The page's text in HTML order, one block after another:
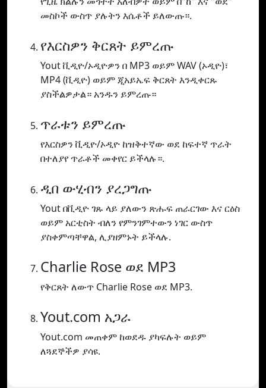
መስኮች ውስጥ ያሉትን እሴቶች ይለውጡ።.
የእርስዎን ቅርጸት ይምረጡ
Yout ቪዲዮ/ኦዲዮዎን በ MP3 ወይም WAV (ኦዲዮ)፣
MP4 (ቪዲዮ) ወይም ጂአይኤፍ ቅርጸት እንዲቀርጹ
ያስችልዎታል። አንዱን ይምረጡ።
ጥራቱን ይምረጡ
የእርስዎን ቪዲዮ/ኦዲዮ ከዝቅተኛው ወደ ከፍተኛ ጥራት
በተለያየ ጥራቶች መቀየር ይችላሉ።.
ዲበ ውሂብን ያረጋግጡ
Yout በቪዲዮ ገጹ ላይ ያለውን ጽሑፍ ጠራርገው እና ርዕስ
ወይም አርቲስት ብለን የምንገምተውን ነገር ውስጥ
ያስቀምጣቸዋል, ሊያዘምኑት ይችላሉ.
Charlie Rose ወደ MP3
የቅርጸት ለውጥ Charlie Rose ወደ MP3.
Yout.com አጋራ
Yout.com መጠቀም ከወደዱ ያካፍሉት ወይም
ለጓደኞችዎ ያሳዩ.